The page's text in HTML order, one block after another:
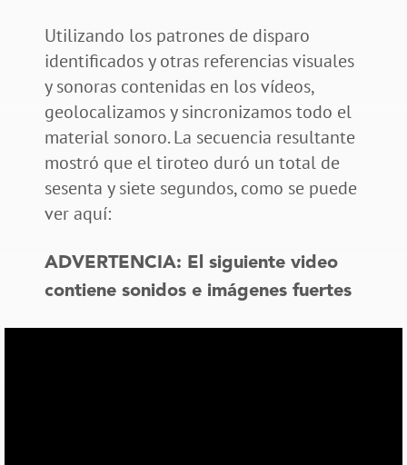
Utilizando los patrones de disparo
identificados y otras referencias visuales
y sonoras contenidas en los vídeos,
geolocalizamos y sincronizamos todo el
material sonoro. La secuencia resultante
mostró que el tiroteo duró un total de
sesenta y siete segundos, como se puede
ver aquí:
ADVERTENCIA: El siguiente video
contiene sonidos e imágenes fuertes